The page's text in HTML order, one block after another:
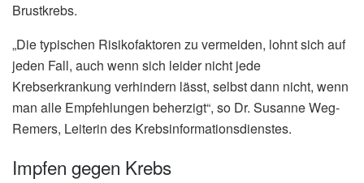
Brustkrebs.
„Die typischen Risikofaktoren zu vermeiden, lohnt sich auf
jeden Fall, auch wenn sich leider nicht jede
Krebserkrankung verhindern lässt, selbst dann nicht, wenn
man alle Empfehlungen beherzigt“, so Dr. Susanne Weg-
Remers, Leiterin des Krebsinformationsdienstes.
Impfen gegen Krebs